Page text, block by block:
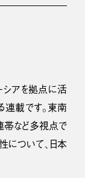
シアを拠点に活
連載です。東南
帯など多視点で
について、日本